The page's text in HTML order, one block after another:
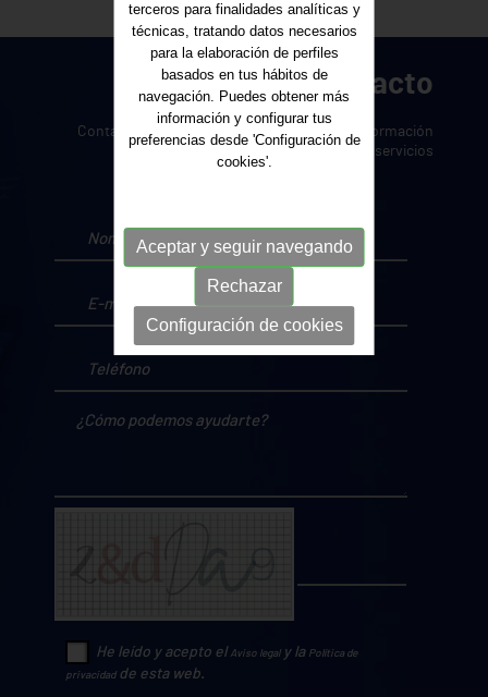
Contacto
Contacte con nosotros para solicitar más información
sobre nuestros servicios
He leído y acepto el Aviso legaly la Política de
privacidadde esta web.
terceros para finalidades analíticas y
técnicas, tratando datos necesarios
para la elaboración de perfiles
basados en tus hábitos de
navegación. Puedes obtener más
información y configurar tus
preferencias desde 'Configuración de
cookies'.
Aceptar y seguir navegando
Rechazar
Configuración de cookies